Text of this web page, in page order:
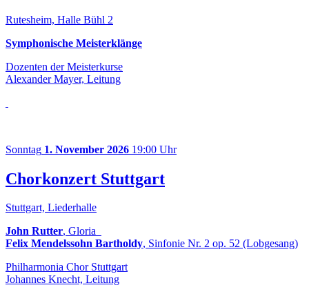
Rutesheim, Halle Bühl 2
Symphonische Meisterklänge
Dozenten der Meisterkurse
Alexander Mayer, Leitung
Sonntag 1. November 2026 19:00 Uhr
Chorkonzert Stuttgart
Stuttgart, Liederhalle
John Rutter, Gloria
Felix Mendelssohn Bartholdy, Sinfonie Nr. 2 op. 52 (Lobgesang)
Philharmonia Chor Stuttgart
Johannes Knecht, Leitung